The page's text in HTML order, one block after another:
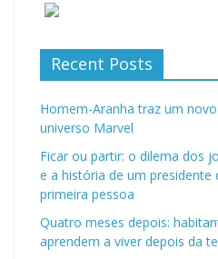
Recent Posts
Homem-Aranha traz um
universo Marvel
Ficar ou partir: o dilema dos
e a história de um presidente
primeira pessoa
Quatro meses depois:
aprendem a viver depois da